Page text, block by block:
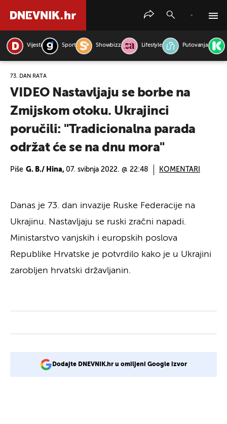
Vijesti Sport Showbizz Lifestyle Putovanja
73. DAN RATA
VIDEO Nastavljaju se borbe na
Zmijskom otoku. Ukrajinci
poručili: "Tradicionalna parada
održat će se na dnu mora"
Piše G. B./ Hina, 07. svibnja 2022. @ 22:48 KOMENTARI
Danas je 73. dan invazije Ruske Federacije na
Ukrajinu. Nastavljaju se ruski zračni napadi.
Ministarstvo vanjskih i europskih poslova
Republike Hrvatske je potvrdilo kako je u Ukrajini
zarobljen hrvatski državljanin.
Dodajte DNEVNIK.hr u omiljeni Google izvor
PRETRAŽITE VIJESTI